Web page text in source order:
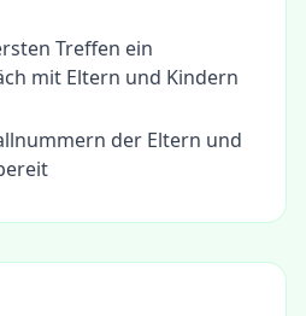
Treffen ein
mit Eltern und Kindern
der Eltern und